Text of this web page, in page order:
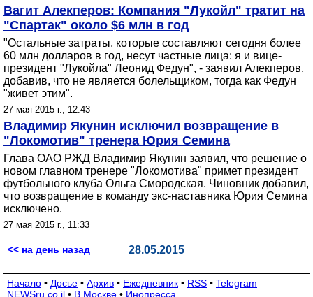
Вагит Алекперов: Компания "Лукойл" тратит на
"Спартак" около $6 млн в год
"Остальные затраты, которые составляют сегодня более
60 млн долларов в год, несут частные лица: я и вице-
президент "Лукойла" Леонид Федун", - заявил Алекперов,
добавив, что не является болельщиком, тогда как Федун
"живет этим".
27 мая 2015 г., 12:43
Владимир Якунин исключил возвращение в
"Локомотив" тренера Юрия Семина
Глава ОАО РЖД Владимир Якунин заявил, что решение о
новом главном тренере "Локомотива" примет президент
футбольного клуба Ольга Смородская. Чиновник добавил,
что возвращение в команду экс-наставника Юрия Семина
исключено.
27 мая 2015 г., 11:33
<< на день назад 28.05.2015
Начало • Досье • Архив • Ежедневник • RSS • Telegram
NEWSru.co.il • В Москве • Инопресса